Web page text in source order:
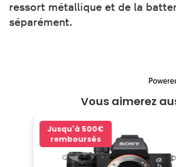
ressort métallique et de la
séparément.
Vous aimerez
Jusqu'à 500€
remboursés